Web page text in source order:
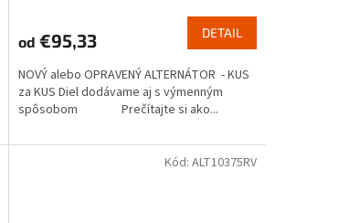
od €95,33 DETAIL
NOVÝ alebo OPRAVENÝ ALTERNÁTOR - KUS
za KUS Diel dodávame aj s výmenným
spôsobom Prečítajte si ako...
Kód: ALT10375RV